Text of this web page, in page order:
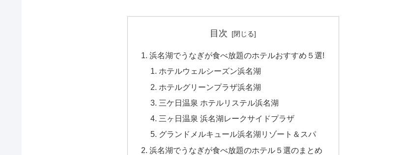
目次
浜名湖でうなぎが食べ放題のホテルおすすめ５選!
ホテルウェルシーズン浜名湖
ホテルグリーンプラザ浜名湖
三ケ日温泉 ホテルリステル浜名湖
三ヶ日温泉 浜名湖レークサイドプラザ
グランドメルキュール浜名湖リゾート＆スパ
浜名湖でうなぎが食べ放題のホテル５選のまとめ